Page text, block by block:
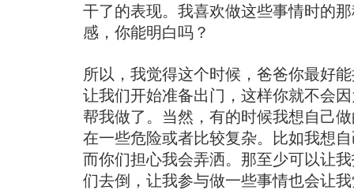
干了的表现。我喜欢做这些事情时的
感，你能明白吗？
所以，我觉得这个时候，爸爸你最好
让我们开始准备出门，这样你就不会
帮我做了。当然，有的时候我想自己
在一些危险或者比较复杂。比如我想
而你们担心我会弄洒。那至少可以让
们去倒，让我参与做一些事情也会让